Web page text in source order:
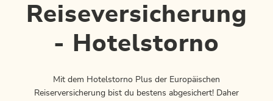
Reiseversicherung
- Hotelstorno
Mit dem Hotelstorno Plus der Europäischen
Reiserversicherung bist du bestens abgesichert! Daher